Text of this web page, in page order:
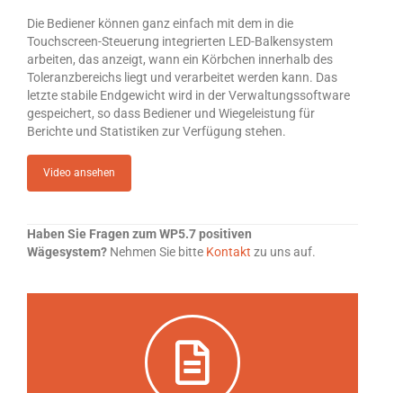
Referenties & klanten
Contact
Die Bediener können ganz einfach mit dem in die
Touchscreen-Steuerung integrierten LED-Balkensystem
arbeiten, das anzeigt, wann ein Körbchen innerhalb des
Toleranzbereichs liegt und verarbeitet werden kann. Das
letzte stabile Endgewicht wird in der Verwaltungssoftware
gespeichert, so dass Bediener und Wiegeleistung für
Berichte und Statistiken zur Verfügung stehen.
Video ansehen
Haben Sie Fragen zum WP5.7 positiven
Wägesystem? Nehmen Sie bitte Kontakt zu uns auf.
Broschüre lesen